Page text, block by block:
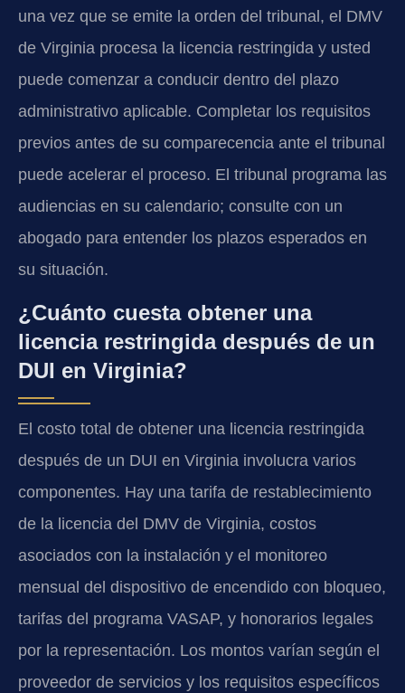
una vez que se emite la orden del tribunal, el DMV
de Virginia procesa la licencia restringida y usted
puede comenzar a conducir dentro del plazo
administrativo aplicable. Completar los requisitos
previos antes de su comparecencia ante el tribunal
puede acelerar el proceso. El tribunal programa las
audiencias en su calendario; consulte con un
abogado para entender los plazos esperados en
su situación.
¿Cuánto cuesta obtener una
licencia restringida después de un
DUI en Virginia?
El costo total de obtener una licencia restringida
después de un DUI en Virginia involucra varios
componentes. Hay una tarifa de restablecimiento
de la licencia del DMV de Virginia, costos
asociados con la instalación y el monitoreo
mensual del dispositivo de encendido con bloqueo,
tarifas del programa VASAP, y honorarios legales
por la representación. Los montos varían según el
proveedor de servicios y los requisitos específicos